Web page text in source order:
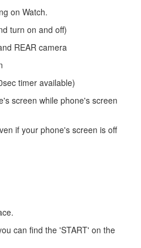
on Watch.
turn on and off)
REAR camera
timer available)
screen while phone's screen
if your phone's screen is off
can find the 'START' on the